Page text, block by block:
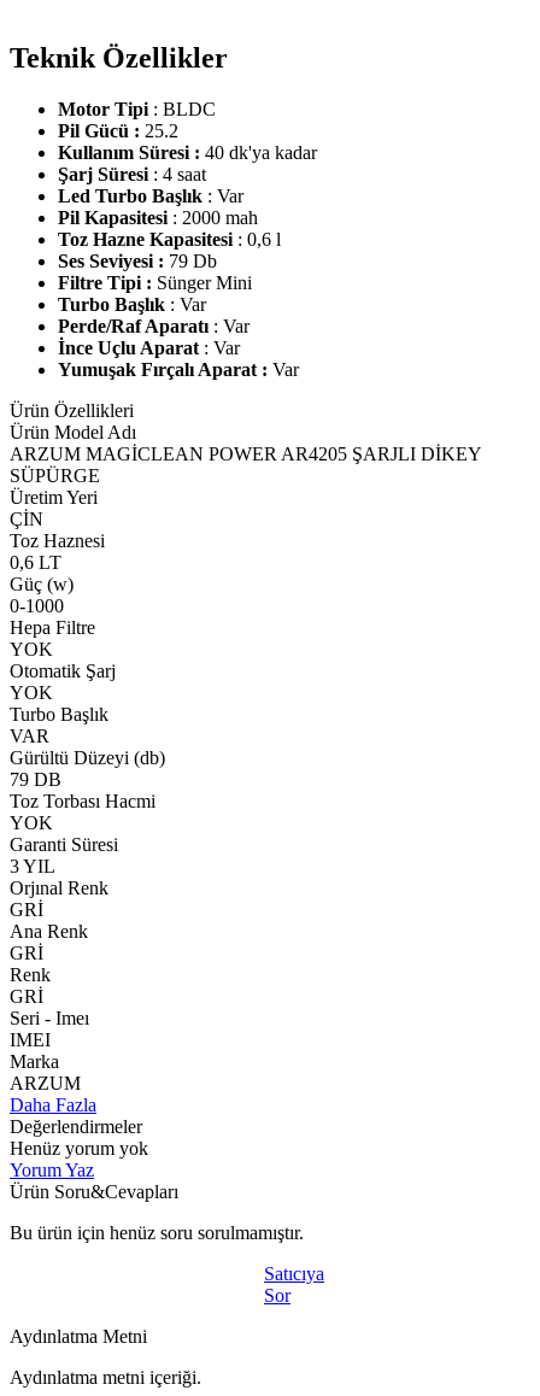
Teknik Özellikler
Motor Tipi : BLDC
Pil Gücü : 25.2
Kullanım Süresi : 40 dk'ya kadar
Şarj Süresi : 4 saat
Led Turbo Başlık : Var
Pil Kapasitesi : 2000 mah
Toz Hazne Kapasitesi : 0,6 l
Ses Seviyesi : 79 Db
Filtre Tipi : Sünger Mini
Turbo Başlık : Var
Perde/Raf Aparatı : Var
İnce Uçlu Aparat : Var
Yumuşak Fırçalı Aparat : Var
Ürün Özellikleri
Ürün Model Adı
ARZUM MAGİCLEAN POWER AR4205 ŞARJLI DİKEY
SÜPÜRGE
Üretim Yeri
ÇİN
Toz Haznesi
0,6 LT
Güç (w)
0-1000
Hepa Filtre
YOK
Otomatik Şarj
YOK
Turbo Başlık
VAR
Gürültü Düzeyi (db)
79 DB
Toz Torbası Hacmi
YOK
Garanti Süresi
3 YIL
Orjınal Renk
GRİ
Ana Renk
GRİ
Renk
GRİ
Seri - Imeı
IMEI
Marka
ARZUM
Daha Fazla
Değerlendirmeler
Henüz yorum yok
Yorum Yaz
Ürün Soru&Cevapları
Bu ürün için henüz soru sorulmamıştır.
Satıcıya
Sor
Aydınlatma Metni
Aydınlatma metni içeriği.